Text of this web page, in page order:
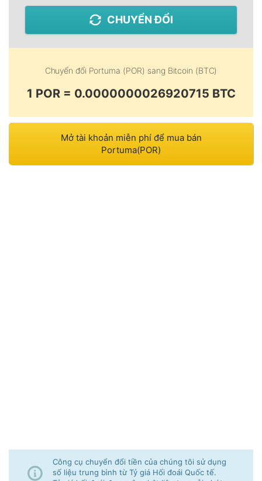
CHUYỂN ĐỔI
Chuyển đổi Portuma (POR) sang Bitcoin (BTC)
1 POR = 0.0000000026920715 BTC
Mở tài khoản miễn phí để mua bán
Portuma(POR)
Công cụ chuyển đổi tiền của chúng tôi sử dụng
số liệu trung bình từ Tỷ giá Hối đoái Quốc tế.